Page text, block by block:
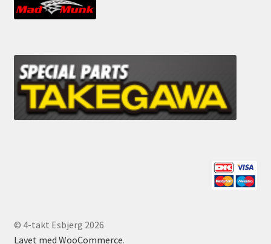
© 4-takt Esbjerg 2026
Lavet med WooCommerce.